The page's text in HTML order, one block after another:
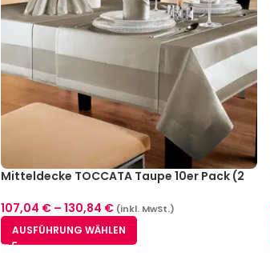
Mitteldecke TOCCATA Taupe 10er Pack (2
107,04 € – 130,84 € (inkl. MwSt.)
AUSFÜHRUNG WÄHLEN